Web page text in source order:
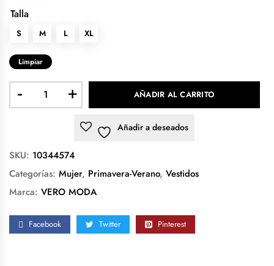
Talla
S M L XL
Limpiar
- + AÑADIR AL CARRITO
Añadir a deseados
SKU: 10344574
Categorías: Mujer, Primavera-Verano, Vestidos
Marca: VERO MODA
Facebook Twitter Pinterest